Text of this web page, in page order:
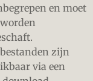
en moet
zijn
via een